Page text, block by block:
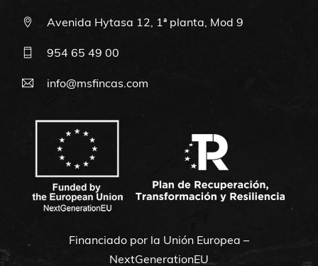
Avenida Hytasa 12, 1ª planta, Mod 9
954 65 49 00
info@msfincas.com
Financiado por la Unión Europea –
NextGenerationEU